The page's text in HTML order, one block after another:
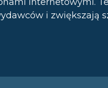
i zwiększają